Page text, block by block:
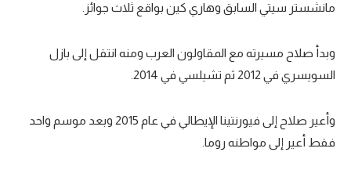
مانشستر سيتي السابق وهاري كين بواقع ثلاث جوائز.
وبدأ صلاح مسيرته مع المقاولون العرب ومنه انتقل إلى بازل
السويسري في 2012 ثم تشيلسي في 2014.
وأعير صلاح إلى فيورنتينا الإيطالي في عام 2015 وبعد موسم واحد
فقط أعير إلى مواطنه روما.